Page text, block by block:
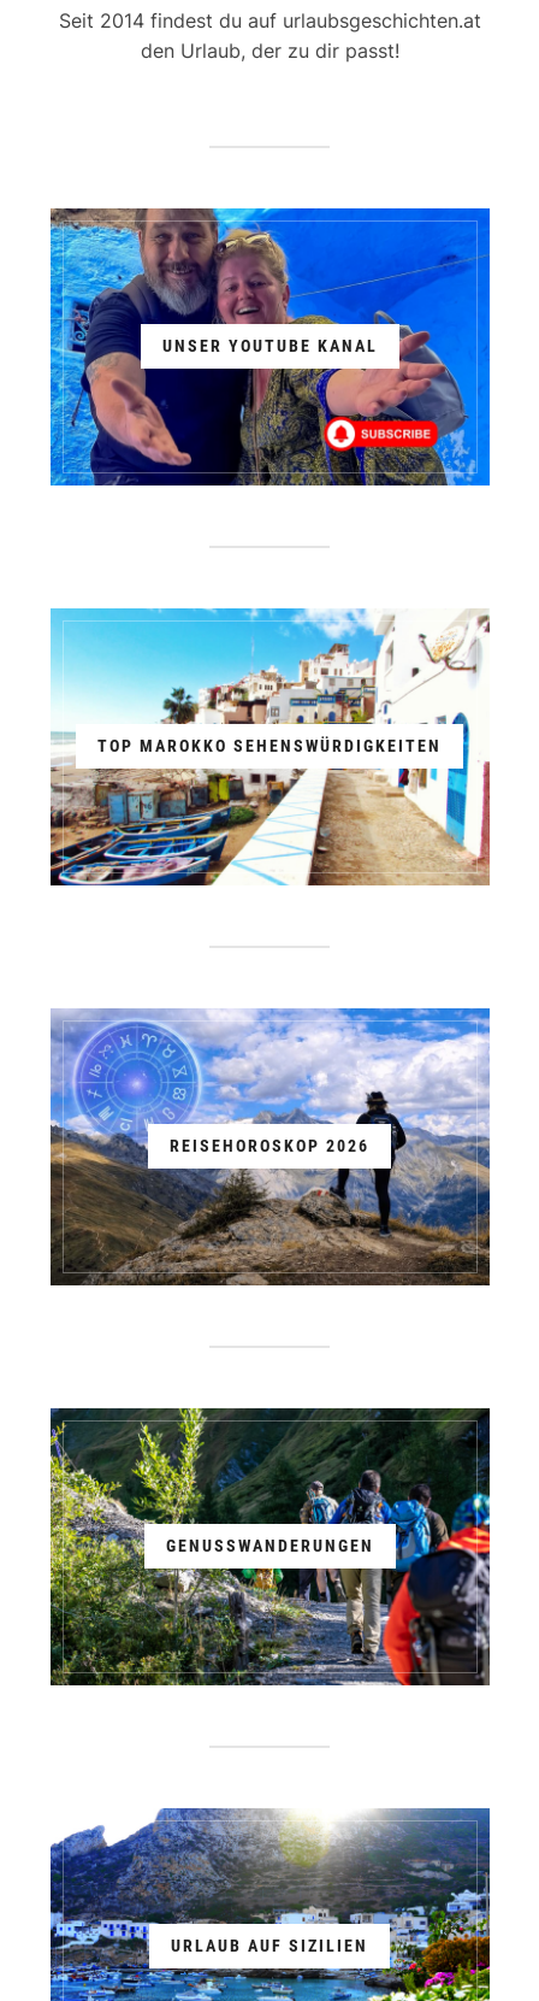
Seit 2014 findest du auf urlaubsgeschichten.at
den Urlaub, der zu dir passt!
UNSER YOUTUBE KANAL
TOP MAROKKO SEHENSWÜRDIGKEITEN
REISEHOROSKOP 2026
GENUSSWANDERUNGEN
URLAUB AUF SIZILIEN